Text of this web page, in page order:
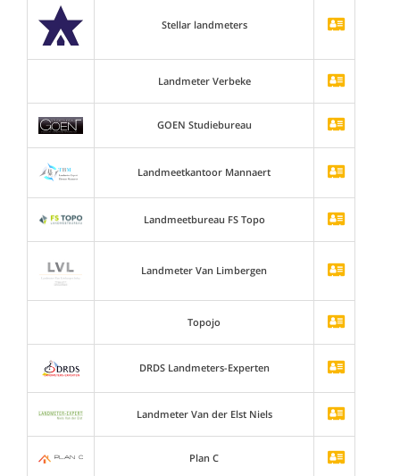
Stellar landmeters
Landmeter Verbeke
GOEN Studiebureau
Landmeetkantoor Mannaert
Landmeetbureau FS Topo
Landmeter Van Limbergen
Topojo
DRDS Landmeters-Experten
Landmeter Van der Elst Niels
Plan C